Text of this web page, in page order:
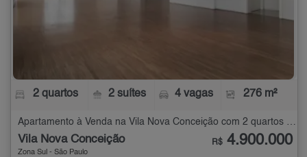
2 quartos 2 suítes 4 vagas 276 m²
Apartamento à Venda na Vila Nova Conceição com 2 quartos - 276 m²
Vila Nova Conceição
Zona Sul - São Paulo
R$ 4.900.000